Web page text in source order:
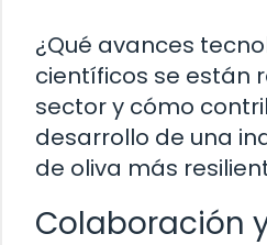
¿Qué avances
científicos se están
sector y cómo
desarrollo de una
de oliva más
Colaboración